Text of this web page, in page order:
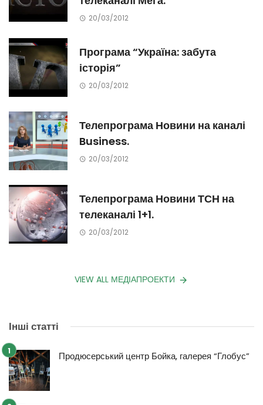
20/03/2012
Програма “Україна: забута
історія”
20/03/2012
Телепрограма Новини на каналі
Business.
20/03/2012
Телепрограма Новини ТСН на
телеканалі 1+1.
20/03/2012
VIEW ALL МЕДІАПРОЕКТИ
Інші статті
Продюсерський центр Бойка, галерея “Глобус”